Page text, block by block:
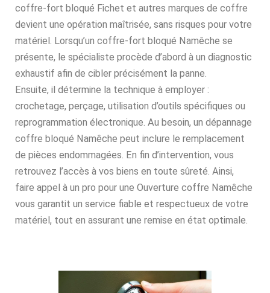
coffre-fort bloqué Fichet et autres marques de coffre
devient une opération maîtrisée, sans risques pour votre
matériel. Lorsqu’un coffre-fort bloqué Namêche se
présente, le spécialiste procède d’abord à un diagnostic
exhaustif afin de cibler précisément la panne.
Ensuite, il détermine la technique à employer :
crochetage, perçage, utilisation d’outils spécifiques ou
reprogrammation électronique. Au besoin, un dépannage
coffre bloqué Namêche peut inclure le remplacement
de pièces endommagées. En fin d’intervention, vous
retrouvez l’accès à vos biens en toute sûreté. Ainsi,
faire appel à un pro pour une Ouverture coffre Namêche
vous garantit un service fiable et respectueux de votre
matériel, tout en assurant une remise en état optimale.